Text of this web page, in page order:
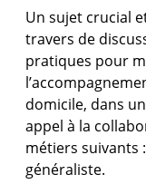
Un sujet crucial
travers de
pratiques pour
domicile, dans
appel à la
métiers suivants
généraliste.